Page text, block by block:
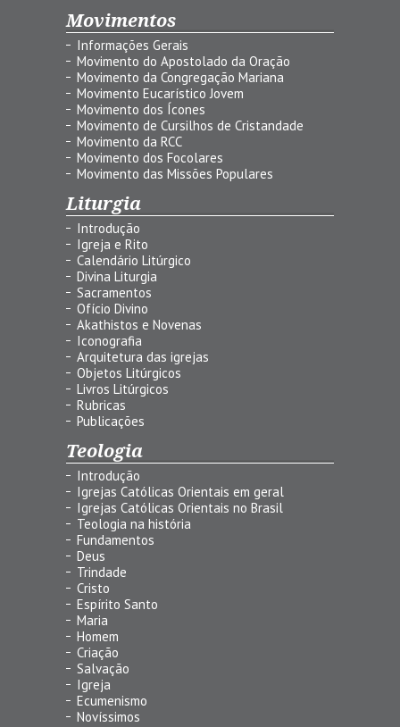
Movimentos
Informações Gerais
Movimento do Apostolado da Oração
Movimento da Congregação Mariana
Movimento Eucarístico Jovem
Movimento dos Ícones
Movimento de Cursilhos de Cristandade
Movimento da RCC
Movimento dos Focolares
Movimento das Missões Populares
Liturgia
Introdução
Igreja e Rito
Calendário Litúrgico
Divina Liturgia
Sacramentos
Ofício Divino
Akathistos e Novenas
Iconografia
Arquitetura das igrejas
Objetos Litúrgicos
Livros Litúrgicos
Rubricas
Publicações
Teologia
Introdução
Igrejas Católicas Orientais em geral
Igrejas Católicas Orientais no Brasil
Teologia na história
Fundamentos
Deus
Trindade
Cristo
Espírito Santo
Maria
Homem
Criação
Salvação
Igreja
Ecumenismo
Novíssimos